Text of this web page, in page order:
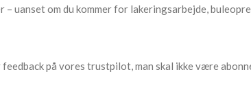
uanset om du kommer for lakeringsarbejde,
på vores trustpilot, man skal ikke være